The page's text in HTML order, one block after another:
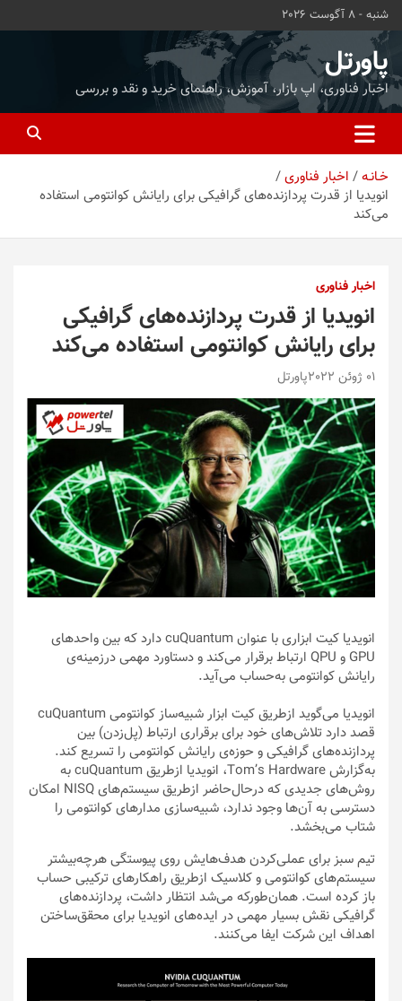
محتوا
بروید
شنبه - 8 آگوست 2026
پاورتل
اخبار فناوری، اپ بازار، آموزش، راهنمای خرید و نقد و بررسی
خـانـه
اخبار فناوری
انویدیا از قدرت پردازنده‌های گرافیکی برای رایانش کوانتومی استفاده
می‌کند
اخبار فناوری
انویدیا از قدرت پردازنده‌های گرافیکی
برای رایانش کوانتومی استفاده می‌کند
01 ژوئن 2022 پاورتل
انویدیا کیت ابزاری با عنوان cuQuantum دارد که بین واحدهای
GPU و QPU ارتباط برقرار می‌کند و دستاورد مهمی درزمینه‌ی
رایانش کوانتومی به‌حساب می‌آید.
انویدیا می‌گوید ازطریق کیت ابزار شبیه‌ساز کوانتومی cuQuantum
قصد دارد تلاش‌های خود برای برقراری ارتباط (پل‌زدن) بین
پردازنده‌های گرافیکی و حوزه‌ی رایانش کوانتومی را تسریع کند.
به‌گزارش Tom’s Hardware، انویدیا ازطریق cuQuantum به
روش‌های جدیدی که در‌حال‌حاضر ازطریق سیستم‌های NISQ امکان
دسترسی به آن‌ها وجود ندارد، شبیه‌سازی مدارهای کوانتومی را
شتاب می‌بخشد.
تیم سبز برای عملی‌کردن هدف‌هایش روی پیوستگی هرچه‌بیشتر
سیستم‌های کوانتومی و کلاسیک ازطریق راهکارهای ترکیبی حساب
باز کرده است. همان‌طورکه می‌شد انتظار داشت، پردازنده‌های
گرافیکی نقش بسیار مهمی در ایده‌های انویدیا برای محقق‌ساختن
اهداف این شرکت ایفا می‌کنند.